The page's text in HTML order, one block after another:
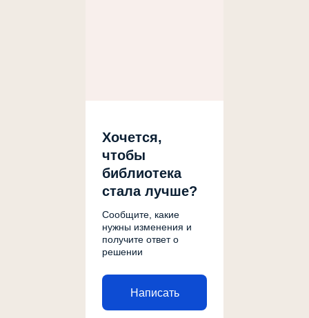
Хочется,
чтобы
библиотека
стала лучше?
Сообщите, какие
нужны изменения и
получите ответ о
решении
Написать